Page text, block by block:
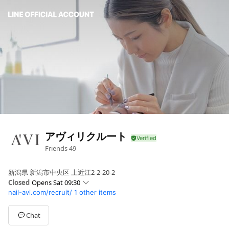
アヴィリクルート
Friends49
新潟県 新潟市中央区 上近江2-2-20-2
Closed Opens Sat 09:30
Sun09:30 - 18:30
Mon09:30 - 18:30
Tue09:30 - 18:30
Wed09:30 - 18:30
nail-avi.com/recruit/ 1 other items
Chat